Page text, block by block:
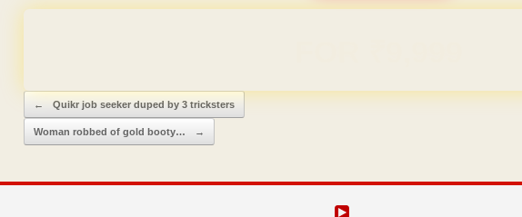
Post navigation
← Quikr job seeker duped by 3 tricksters
Woman robbed of gold booty… →